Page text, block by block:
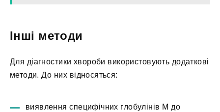
Інші методи
Для діагностики хвороби використовують додаткові
методи. До них відносяться:
виявлення специфічних глобулінів М до